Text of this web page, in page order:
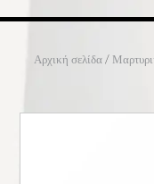
Αρχική σελίδα/